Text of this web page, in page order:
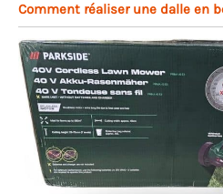
Comment réaliser une dalle en